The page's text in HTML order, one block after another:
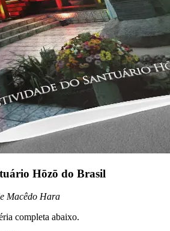
Hōzō do Brasil
Macêdo Hara
completa abaixo.